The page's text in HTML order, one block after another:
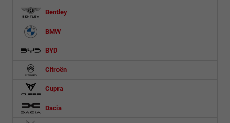
Bentley
BMW
BYD
Citroën
Cupra
Dacia